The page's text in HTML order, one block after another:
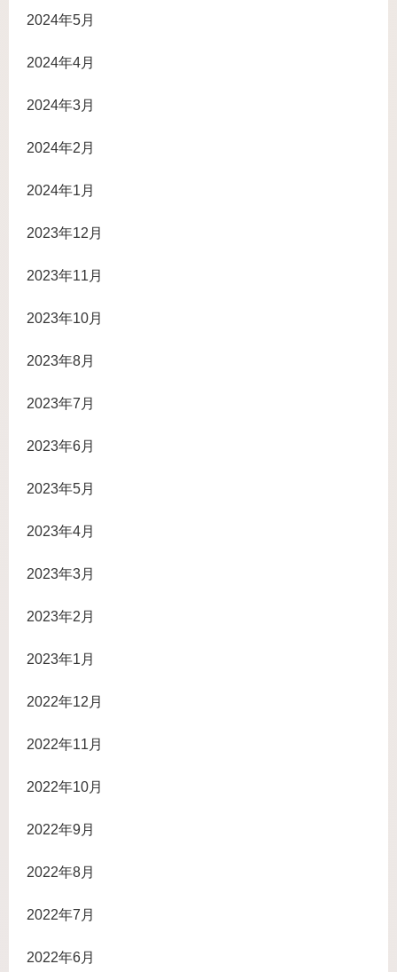
2024年5月
2024年4月
2024年3月
2024年2月
2024年1月
2023年12月
2023年11月
2023年10月
2023年8月
2023年7月
2023年6月
2023年5月
2023年4月
2023年3月
2023年2月
2023年1月
2022年12月
2022年11月
2022年10月
2022年9月
2022年8月
2022年7月
2022年6月